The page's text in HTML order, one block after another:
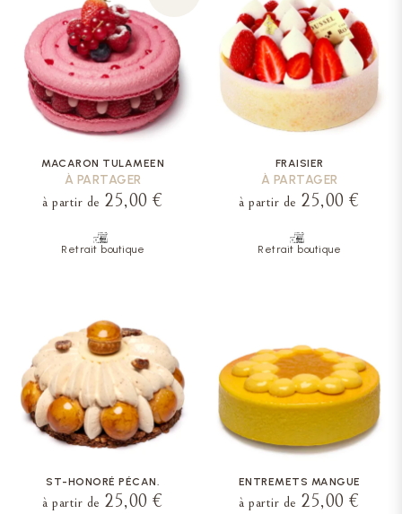
MACARON TULAMEEN
À PARTAGER
à partir de 25,00 €
Retrait boutique
FRAISIER
À PARTAGER
à partir de 25,00 €
Retrait boutique
ST-HONORÉ PÉCAN.
à partir de 25,00 €
ENTREMETS MANGUE
à partir de 25,00 €